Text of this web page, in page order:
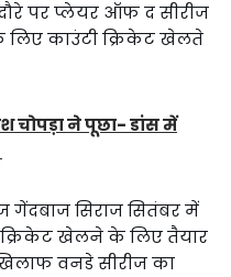
पर प्लेयर ऑफ द सीरीज
लिए काउंटी क्रिकेट खेलते
चोपड़ा ने पूछा- डांस में
गेंदबाज सिराज सितंबर में
खेलने के लिए तैयार
वनडे सीरीज का